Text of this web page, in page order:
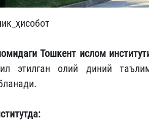
Тошкент ислом
этилган олий диний